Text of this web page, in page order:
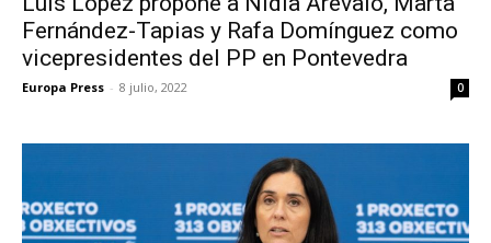
Fernández-Tapias y Rafa Domínguez como
vicepresidentes del PP en Pontevedra
Europa Press - 8 julio, 2022 0